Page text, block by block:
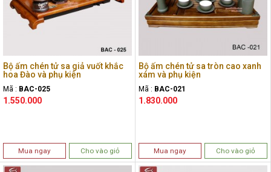
Bộ ấm chén tử sa giả vuốt khắc
hoa Đào và phụ kiện
Mã : BAC-025
1.550.000
Mua ngay Cho vào giỏ
Bộ ấm chén tử sa tròn cao xanh
xám và phụ kiện
Mã : BAC-021
1.830.000
Mua ngay Cho vào giỏ